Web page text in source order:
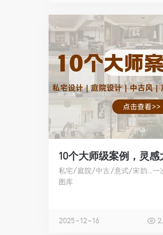
10个大师级案例，灵感
私宅/庭院/中古/意式/宋韵…一
图库
2025-12-16